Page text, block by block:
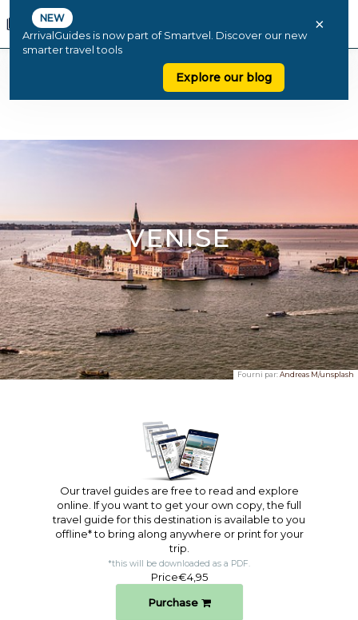
NEW
ArrivalGuides is now part of Smartvel. Discover our new
smarter travel tools
Explore our blog
×
VENISE
Fourni par:Andreas M/unsplash
Our travel guides are free to read and explore
online. If you want to get your own copy, the full
travel guide for this destination is available to you
offline* to bring along anywhere or print for your
trip.​
*this will be downloaded as a PDF.
Price€4,95
Purchase